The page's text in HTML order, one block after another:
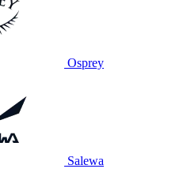
Osprey
Salewa